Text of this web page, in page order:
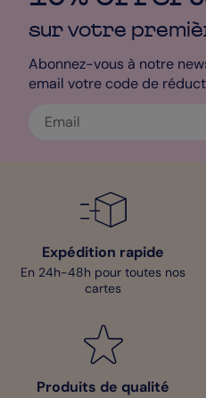
pour vos créer ces belles
Ces dernières vous seront
une organisation sereine de
Hélène - Designer
sur votre
Abonnez-vous à notre
email votre code de
Expédition rapide
En 24h-48h pour toutes nos
cartes
Produits de qualité